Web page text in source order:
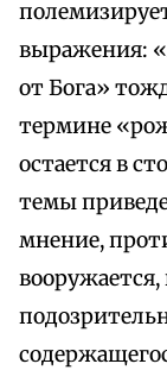
выражения:
от Бога»
термине
остается в
темы
мнение,
вооружается,